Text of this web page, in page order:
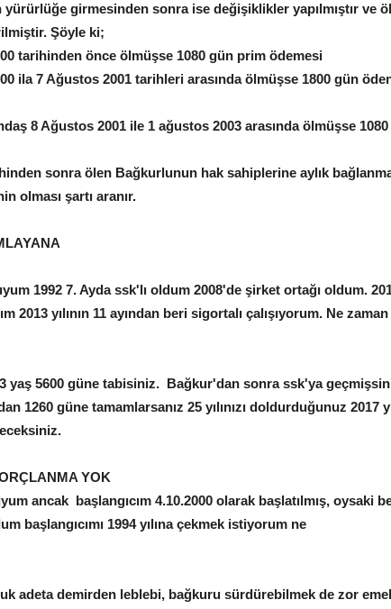
yürürlüğe girmesinden sonra ise değişiklikler yapılmıştır ve
Şöyle ki;
tarihinden önce ölmüşse 1080 gün prim ödemesi
ila 7 Ağustos 2001 tarihleri arasında ölmüşse 1800 gün
8 Ağustos 2001 ile 1 ağustos 2003 arasında ölmüşse
sonra ölen Bağkurlunun hak sahiplerine aylık
olması şartı aranır.
1992 7. Ayda ssk'lı oldum 2008'de şirket ortağı oldum.
2013 yılının 11 ayından beri sigortalı çalışıyorum. Ne
yaş 5600 güne tabisiniz. Bağkur'dan sonra ssk'ya
1260 güne tamamlarsanız 25 yılınızı doldurduğunuz 2017
YOK
ancak başlangıcım 4.10.2000 olarak başlatılmış, oysaki
başlangıcımı 1994 yılına çekmek istiyorum ne
adeta demirden leblebi, bağkuru sürdürebilmek de zor